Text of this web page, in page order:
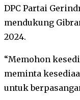
DPC Partai
mendukung
2024.
“Memohon
meminta
untuk